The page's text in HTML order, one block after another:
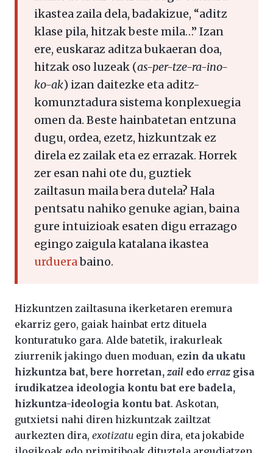
ikastea zaila dela, badakizue, “aditz
klase pila, hitzak beste mila…” Izan
ere, euskaraz aditza bukaeran doa,
hitzak oso luzeak (as-per-tze-ra-ino-
ko-ak) izan daitezke eta aditz-
komunztadura sistema konplexuegia
omen da. Beste hainbatetan entzuna
dugu, ordea, ezetz, hizkuntzak ez
direla ez zailak eta ez errazak. Horrek
zer esan nahi ote du, guztiek
zailtasun maila bera dutela? Hala
pentsatu nahiko genuke agian, baina
gure intuizioak esaten digu errazago
egingo zaigula katalana ikastea
urduerabaino.
Hizkuntzen zailtasuna ikerketaren eremura
ekarriz gero, gaiak hainbat ertz dituela
konturatuko gara. Alde batetik, irakurleak
ziurrenik jakingo duen moduan, ezin da ukatu
hizkuntza bat, bere horretan, zail edo erraz gisa
irudikatzea ideologia kontu bat ere badela,
hizkuntza-ideologia kontu bat. Askotan,
gutxietsi nahi diren hizkuntzak zailtzat
aurkezten dira, exotizatu egin dira, eta jokabide